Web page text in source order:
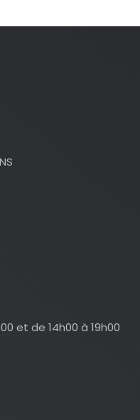
et de 14h00 à 19h00